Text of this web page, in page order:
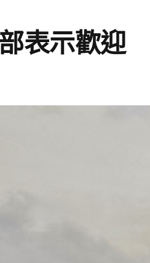
表示歡迎